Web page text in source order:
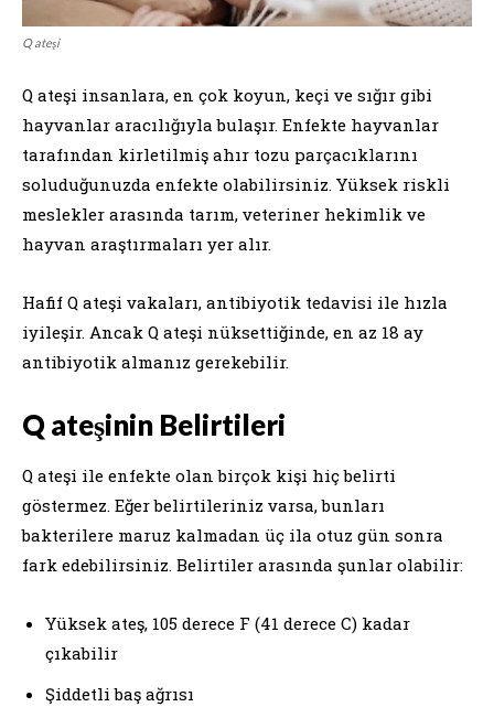
Q ateşi
Q ateşi insanlara, en çok koyun, keçi ve sığır gibi
hayvanlar aracılığıyla bulaşır. Enfekte hayvanlar
tarafından kirletilmiş ahır tozu parçacıklarını
soluduğunuzda enfekte olabilirsiniz. Yüksek riskli
meslekler arasında tarım, veteriner hekimlik ve
hayvan araştırmaları yer alır.
Hafif Q ateşi vakaları, antibiyotik tedavisi ile hızla
iyileşir. Ancak Q ateşi nüksettiğinde, en az 18 ay
antibiyotik almanız gerekebilir.
Q ateşinin Belirtileri
Q ateşi ile enfekte olan birçok kişi hiç belirti
göstermez. Eğer belirtileriniz varsa, bunları
bakterilere maruz kalmadan üç ila otuz gün sonra
fark edebilirsiniz. Belirtiler arasında şunlar olabilir:
Yüksek ateş, 105 derece F (41 derece C) kadar
çıkabilir
Şiddetli baş ağrısı